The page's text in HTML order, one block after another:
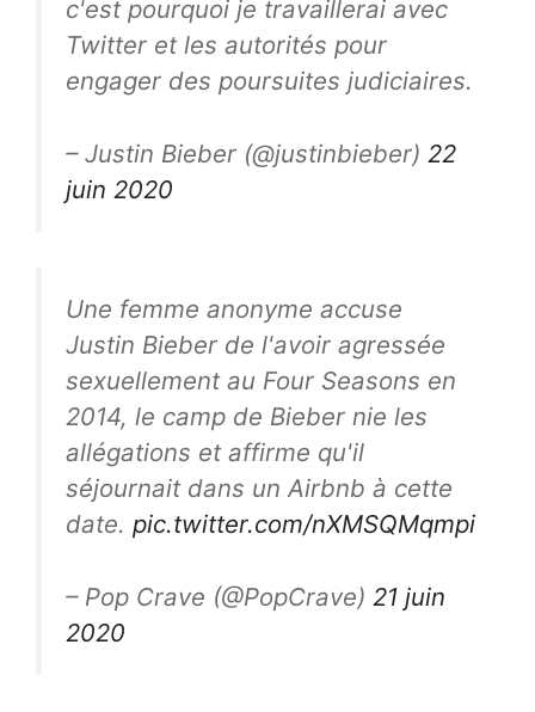
c'est pourquoi je travaillerai avec
Twitter et les autorités pour
engager des poursuites judiciaires.
– Justin Bieber (@justinbieber) 22
juin 2020
Une femme anonyme accuse
Justin Bieber de l'avoir agressée
sexuellement au Four Seasons en
2014, le camp de Bieber nie les
allégations et affirme qu'il
séjournait dans un Airbnb à cette
date. pic.twitter.com/nXMSQMqmpi
– Pop Crave (@PopCrave) 21 juin
2020